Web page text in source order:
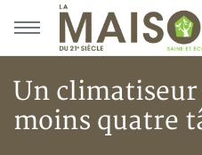
Aller au menu principal
Aller au contenu principal
Un
moins quatre